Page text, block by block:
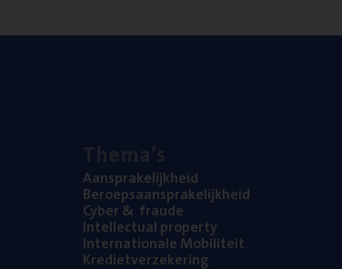
Aan­spra­ke­lijk­heid
Beroeps­aan­spra­ke­lijk­heid
Cyber& fraude
Intel­lec­tu­al property
Inter­na­ti­o­na­le Mobiliteit
Kre­diet­ver­ze­ke­ring